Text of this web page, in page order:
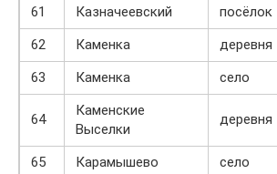
61
Казначеевский посёлок
62
Каменка деревня
63
Каменка село
64
Каменские
Выселки
деревня
65 Карамышево село